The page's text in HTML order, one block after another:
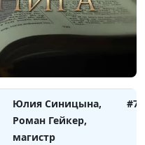
магистр богословия
Юлия Синицына,
Роман Гейкер,
магистр богословия
Юлия Синицына,
Роман Гейкер,
магистр